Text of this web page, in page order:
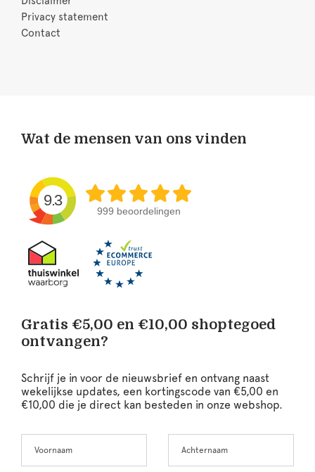
Privacy statement
Contact
Wat de mensen van ons vinden
9.3
999 beoordelingen
Gratis €5,00 en €10,00 shoptegoed
ontvangen?
Schrijf je in voor de nieuwsbrief en ontvang naast
wekelijkse updates, een kortingscode van €5,00 en
€10,00 die je direct kan besteden in onze webshop.
this